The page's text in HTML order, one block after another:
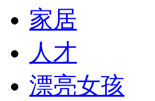
家居
人才
漂亮女孩